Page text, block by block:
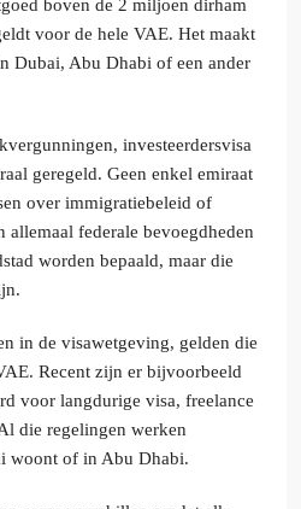
boven de 2 miljoen dirham
voor de hele VAE. Het maakt
Dubai, Abu Dhabi of een ander
investeerdersvisa
geregeld. Geen enkel emiraat
over immigratiebeleid of
federale bevoegdheden
worden bepaald, maar die
in de visawetgeving, gelden die
Recent zijn er bijvoorbeeld
voor langdurige visa, freelance
die regelingen werken
woont of in Abu Dhabi.